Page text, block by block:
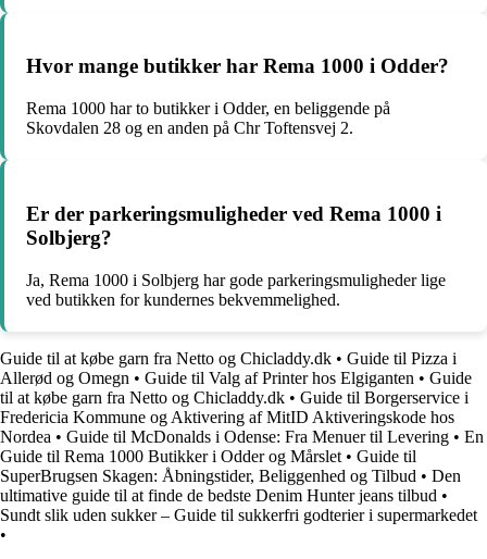
Hvor mange butikker har Rema 1000 i Odder?
Rema 1000 har to butikker i Odder, en beliggende på
Skovdalen 28 og en anden på Chr Toftensvej 2.
Er der parkeringsmuligheder ved Rema 1000 i
Solbjerg?
Ja, Rema 1000 i Solbjerg har gode parkeringsmuligheder lige
ved butikken for kundernes bekvemmelighed.
Guide til at købe garn fra Netto og Chicladdy.dk • Guide til Pizza i
Allerød og Omegn • Guide til Valg af Printer hos Elgiganten • Guide
til at købe garn fra Netto og Chicladdy.dk • Guide til Borgerservice i
Fredericia Kommune og Aktivering af MitID Aktiveringskode hos
Nordea • Guide til McDonalds i Odense: Fra Menuer til Levering • En
Guide til Rema 1000 Butikker i Odder og Mårslet • Guide til
SuperBrugsen Skagen: Åbningstider, Beliggenhed og Tilbud • Den
ultimative guide til at finde de bedste Denim Hunter jeans tilbud •
Sundt slik uden sukker – Guide til sukkerfri godterier i supermarkedet
•